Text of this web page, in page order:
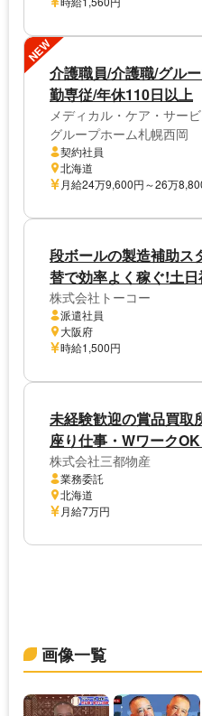
NEW
介護職員/介護職/グル
勤専従/年休110日以上
メディカル・ケア・サー
グループホーム札幌西岡
契約社員
北海道
月給24万9,600円～26万
段ボールの製造補助ス
替で効率よく稼ぐ!土
株式会社トーコー
派遣社員
大阪府
時給1,500円
未経験歓迎の賞品買取
座り仕事・Wワーク
株式会社三都物産
業務委託
北海道
月給7万円
画像一覧